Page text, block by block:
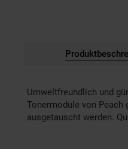
Umweltfreundlich und
Tonermodule von
ausgetauscht werden.